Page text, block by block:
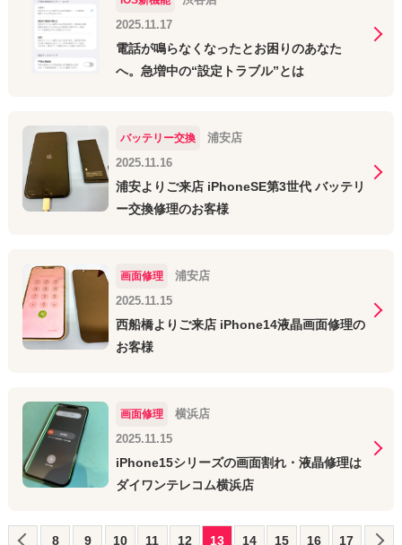
2025.11.17
電話が鳴らなくなったとお困りのあなた
へ。急増中の“設定トラブル”とは
バッテリー交換
浦安店
2025.11.16
浦安よりご来店 iPhoneSE第3世代 バッテリ
ー交換修理のお客様
画面修理
浦安店
2025.11.15
西船橋よりご来店 iPhone14液晶画面修理の
お客様
画面修理
横浜店
2025.11.15
iPhone15シリーズの画面割れ・液晶修理は
ダイワンテレコム横浜店
8 9 10 11 12 13 14 15 16 17